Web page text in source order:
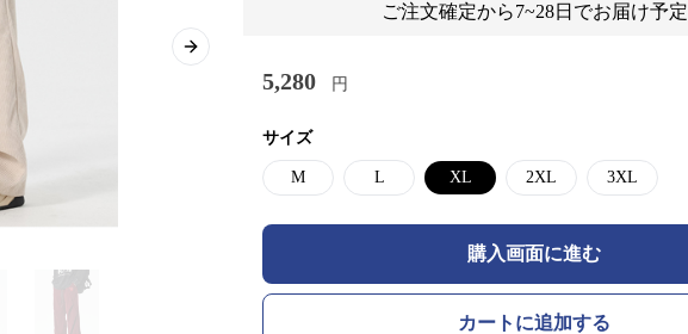
Next slide
ご注文確定から7~28日でお届け予定
5,280 円
サイズ
M L XL 2XL 3XL
購入画面に進む
カートに追加する